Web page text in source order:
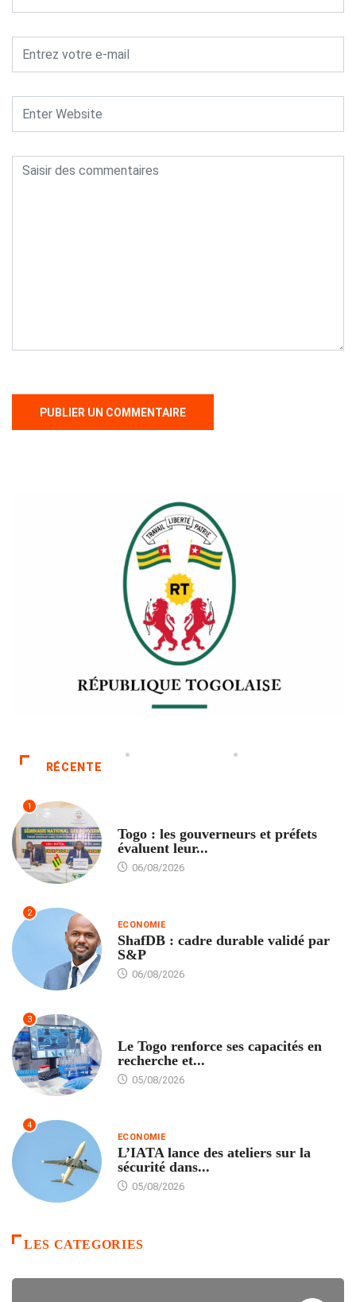
RÉCENTE
1
Togo : les gouverneurs et préfets
évaluent leur...
06/08/2026
2
ECONOMIE
ShafDB : cadre durable validé par
S&P
06/08/2026
3
Le Togo renforce ses capacités en
recherche et...
05/08/2026
4
ECONOMIE
L’IATA lance des ateliers sur la
sécurité dans...
05/08/2026
LES CATEGORIES